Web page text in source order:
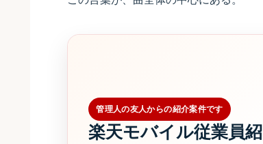
管理人の友人からの紹介案件です
楽天モバイル従業員紹